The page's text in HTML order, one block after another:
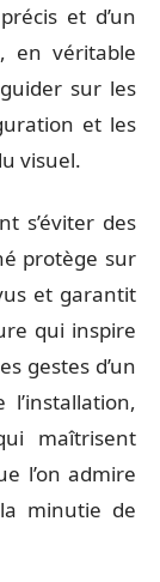
et d’un
en véritable
sur les
et les
visuel.
s’éviter des
protège sur
et garantit
qui inspire
gestes d’un
maîtrisent
l’on admire
minutie de